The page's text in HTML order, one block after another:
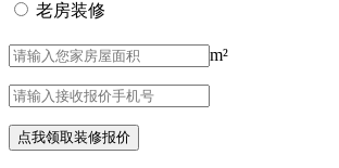
老房装修
m²
点我领取装修报价